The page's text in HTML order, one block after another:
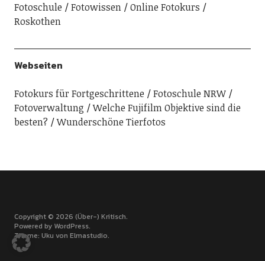
Fotoschule Fotowissen
Online Fotokurs
Roskothen
Webseiten
Fotokurs für Fortgeschrittene
Fotoschule NRW
Fotoverwaltung
Welche Fujifilm Objektive sind die
besten?
Wunderschöne Tierfotos
Copyright © 2026 (Über-) Kritisch
Powered by WordPress
Theme: Uku von Elmastudio